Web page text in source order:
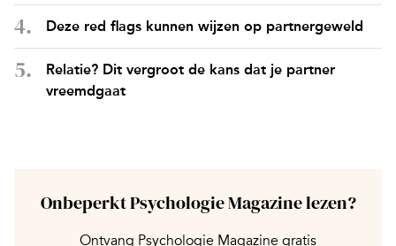
Deze red flags kunnen wijzen op partnergeweld
Relatie? Dit vergroot de kans dat je partner
vreemdgaat
Onbeperkt Psychologie Magazine lezen?
Ontvang Psychologie Magazine gratis